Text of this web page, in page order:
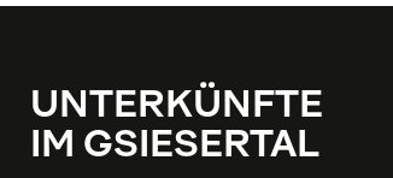
UNTERKÜNFTE
IM GSIESERTAL